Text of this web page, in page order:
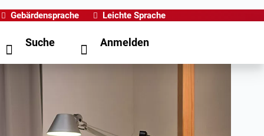
Gebärdensprache Leichte Sprache
Suche Anmelden